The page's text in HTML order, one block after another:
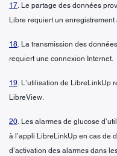
17. Le partage des données
Libre requiert un
18. La transmission des
requiert une connexion Internet.
19. L’utilisation de LibreLinkUp
LibreView.
20. Les alarmes de glucose
à l’appli LibreLinkUp en cas de
d’activation des alarmes dans